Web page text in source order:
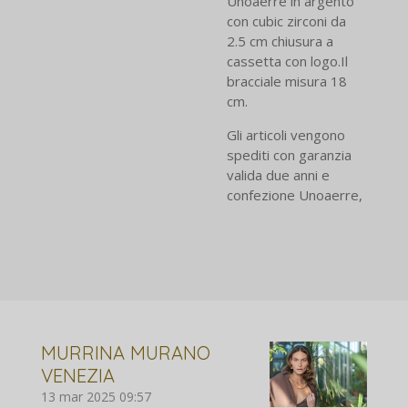
con cubic zirconi da
2.5 cm chiusura a
cassetta con logo.Il
bracciale misura 18
cm.
Gli articoli vengono
spediti con garanzia
valida due anni e
confezione Unoaerre,
MURRINA MURANO
VENEZIA
13 mar 2025 09:57